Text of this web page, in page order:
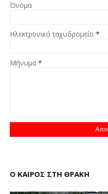
Όνομα
Ηλεκτρονικό ταχυδρομείο *
Μήνυμα *
Ο ΚΑΙΡΟΣ ΣΤΗ ΘΡΑΚΗ